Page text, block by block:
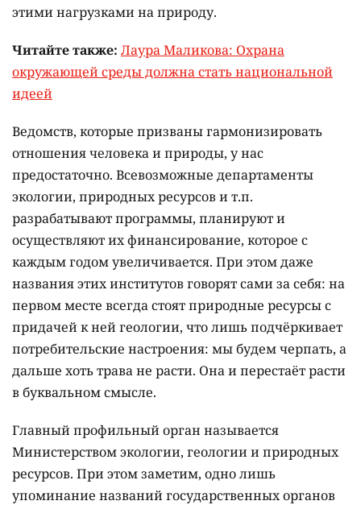
этими нагрузками на природу.
Читайте также: Лаура Маликова: Охрана
окружающей среды должна стать национальной
идеей
Ведомств, которые призваны гармонизировать
отношения человека и природы, у нас
предостаточно. Всевозможные департаменты
экологии, природных ресурсов и т.п.
разрабатывают программы, планируют и
осуществляют их финансирование, которое с
каждым годом увеличивается. При этом даже
названия этих институтов говорят сами за себя: на
первом месте всегда стоят природные ресурсы с
придачей к ней геологии, что лишь подчёркивает
потребительские настроения: мы будем черпать, а
дальше хоть трава не расти. Она и перестаёт расти
в буквальном смысле.
Главный профильный орган называется
Министерством экологии, геологии и природных
ресурсов. При этом заметим, одно лишь
упоминание названий государственных органов